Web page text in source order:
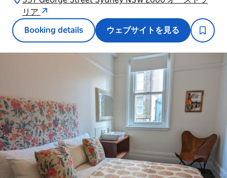
リア
Booking details ウェブサイトを見る